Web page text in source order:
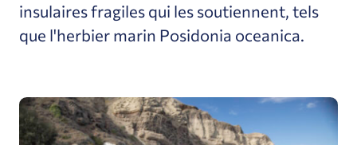
insulaires fragiles qui les soutiennent, tels
que l'herbier marin Posidonia oceanica.